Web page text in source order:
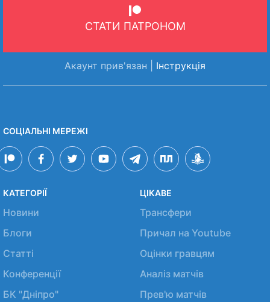
СТАТИ ПАТРОНОМ
Акаунт прив'язан | Інструкція
СОЦІАЛЬНІ МЕРЕЖІ
КАТЕГОРІЇ
Новини
Блоги
Статті
Конференції
БК "Дніпро"
ЦІКАВЕ
Трансфери
Причал на Youtube
Оцінки гравцям
Аналіз матчів
Прев'ю матчів